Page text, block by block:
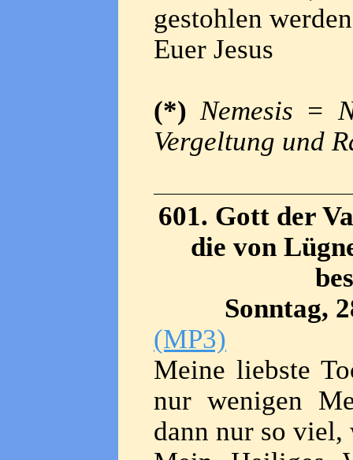
gestohlen
Euer Jesus
(*)Nemesis =
Vergeltung und
601. Gott der
die von
Sonntag,
(MP3)
Meine liebste
nur wenigen
dann nur so viel,